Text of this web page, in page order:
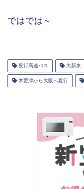
ではでは～
夜行高速バス 大新東
木更津から大阪へ直行